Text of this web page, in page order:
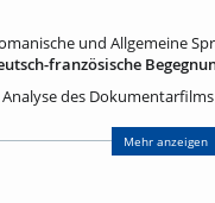
und Allgemeine
französische
des
den Filmemachern an
und später in
Mehr anzeigen